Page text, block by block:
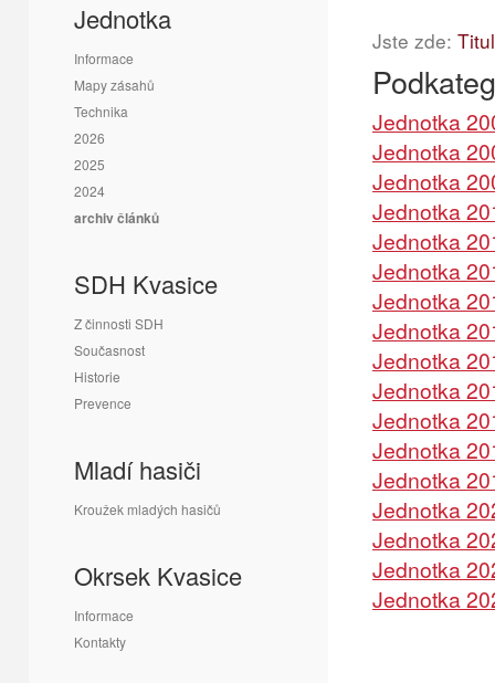
Jednotka
Informace
Mapy zásahů
Technika
2026
2025
2024
archiv článků
SDH Kvasice
Z činnosti SDH
Současnost
Historie
Prevence
Mladí hasiči
Kroužek mladých hasičů
Okrsek Kvasice
Informace
Kontakty
Jste zde:
Jednotka
Jednotka
Jednotka
Jednotka
Jednotka
Jednotka
Jednotka
Jednotka
Jednotka
Jednotka
Jednotka
Jednotka
Jednotka
Jednotka
Jednotka
Jednotka
Jednotka